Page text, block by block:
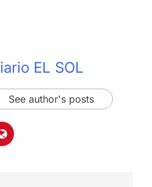
EL SOL
See author's posts